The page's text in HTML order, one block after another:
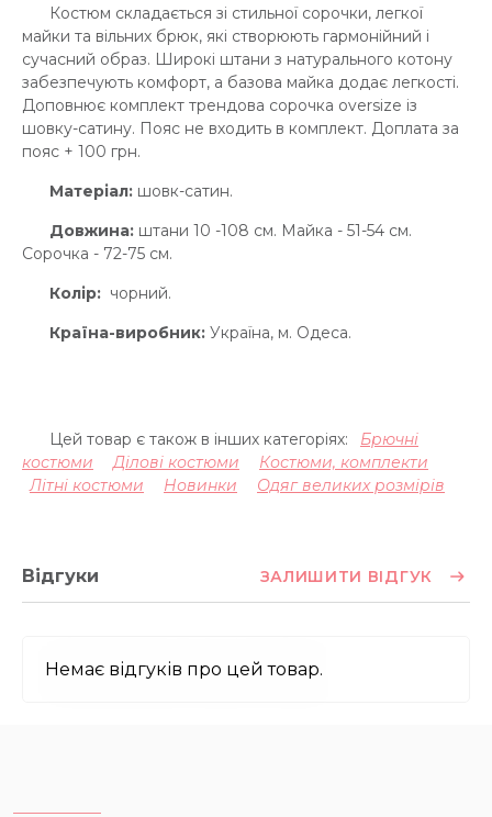
Костюм складається зі стильної сорочки, легкої
майки та вільних брюк, які створюють гармонійний і
сучасний образ. Широкі штани з натурального котону
забезпечують комфорт, а базова майка додає легкості.
Доповнює комплект трендова сорочка oversize із
шовку-сатину. Пояс не входить в комплект. Доплата за
пояс + 100 грн.
Матеріал: шовк-сатин.
Довжина: штани 10 -108 см. Майка - 51-54 см.
Сорочка - 72-75 см.
Колір: чорний.
Країна-виробник: Україна, м. Одеса.
Цей товар є також в інших категоріях:
Брючні
костюми
Ділові костюми
Костюми, комплекти
Літні костюми
Новинки Одяг великих розмірів
Відгуки ЗАЛИШИТИ ВІДГУК
Немає відгуків про цей товар.